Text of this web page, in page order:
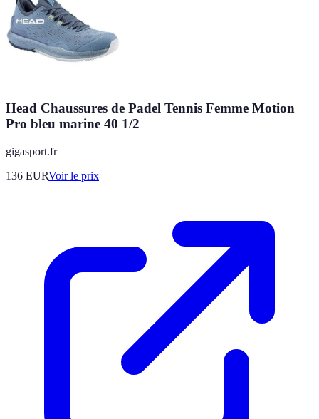
Head Chaussures de Padel Tennis Femme Motion
Pro bleu marine 40 1/2
gigasport.fr
136 EURVoir le prix